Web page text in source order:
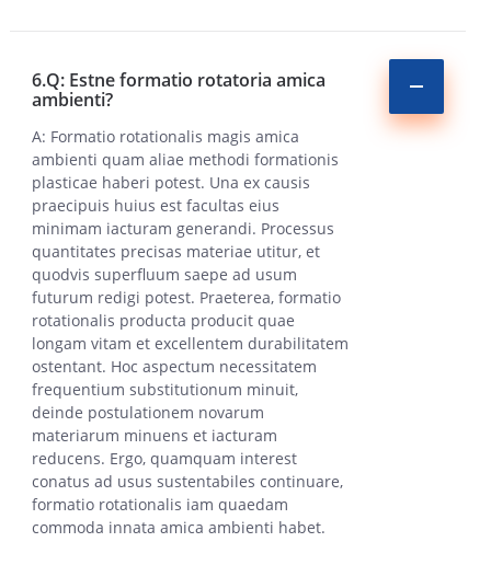
6.Q: Estne formatio rotatoria amica
ambienti?
A: Formatio rotationalis magis amica
ambienti quam aliae methodi formationis
plasticae haberi potest. Una ex causis
praecipuis huius est facultas eius
minimam iacturam generandi. Processus
quantitates precisas materiae utitur, et
quodvis superfluum saepe ad usum
futurum redigi potest. Praeterea, formatio
rotationalis producta producit quae
longam vitam et excellentem durabilitatem
ostentant. Hoc aspectum necessitatem
frequentium substitutionum minuit,
deinde postulationem novarum
materiarum minuens et iacturam
reducens. Ergo, quamquam interest
conatus ad usus sustentabiles continuare,
formatio rotationalis iam quaedam
commoda innata amica ambienti habet.